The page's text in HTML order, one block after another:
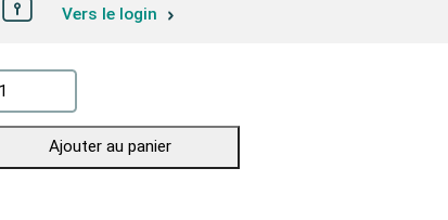
Vers le login
Ajouter au panier